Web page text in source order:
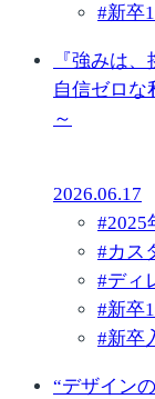
#新卒
『強みは
自信ゼロな
～
2026.06.17
#2025
#カス
#ディ
#新卒
#新卒
“デザイン